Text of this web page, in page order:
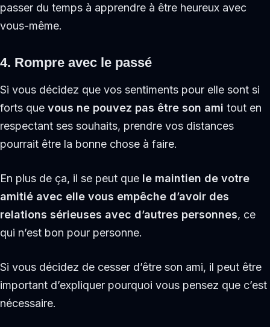
passer du temps à apprendre à être heureux avec
vous-même.
4. Rompre avec le passé
Si vous décidez que vos sentiments pour elle sont si
forts que vous ne pouvez pas être son ami tout en
respectant ses souhaits, prendre vos distances
pourrait être la bonne chose à faire.
En plus de ça, il se peut que le maintien de votre
amitié avec elle vous empêche d’avoir des
relations sérieuses avec d’autres personnes, ce
qui n’est bon pour personne.
Si vous décidez de cesser d’être son ami, il peut être
important d’expliquer pourquoi vous pensez que c’est
nécessaire.